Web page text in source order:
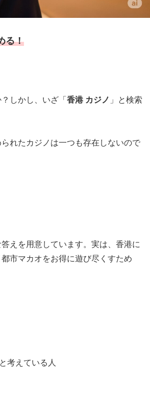
る！
しかし、いざ「 香港 カジノ 」と検索
れたカジノは一つも存在しないので
えを用意しています。実は、香港に
市マカオをお得に遊び尽くすため
考えている人